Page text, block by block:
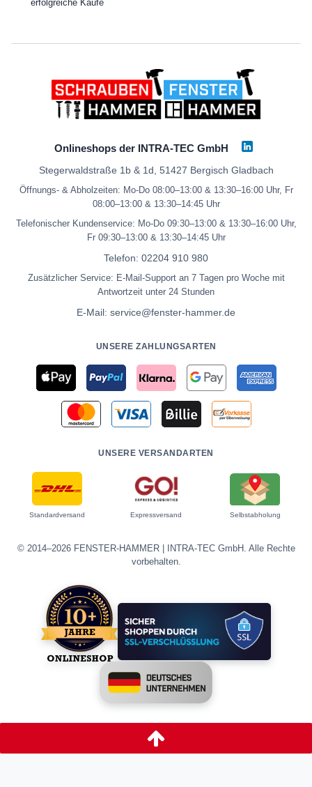
erfolgreiche Käufe
Onlineshops der INTRA-TEC GmbH
Stegerwaldstraße 1b & 1d, 51427 Bergisch Gladbach
Öffnungs- & Abholzeiten: Mo-Do 08:00–13:00 & 13:30–16:00 Uhr, Fr
08:00–13:00 & 13:30–14:45 Uhr
Telefonischer Kundenservice: Mo-Do 09:30–13:00 & 13:30–16:00 Uhr,
Fr 09:30–13:00 & 13:30–14:45 Uhr
Telefon: 02204 910 980
Zusätzlicher Service: E-Mail-Support an 7 Tagen pro Woche mit
Antwortzeit unter 24 Stunden
E-Mail: service@fenster-hammer.de
UNSERE ZAHLUNGSARTEN
UNSERE VERSANDARTEN
Standardversand Expressversand Selbstabholung
© 2014–2026 FENSTER-HAMMER | INTRA-TEC GmbH. Alle Rechte
vorbehalten.